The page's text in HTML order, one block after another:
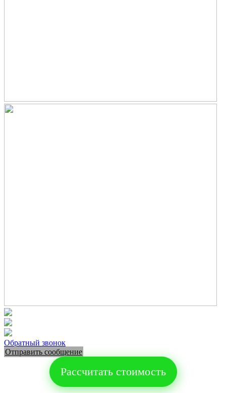
Обратный звонок
Отправить сообщение
Рассчитать стоимость